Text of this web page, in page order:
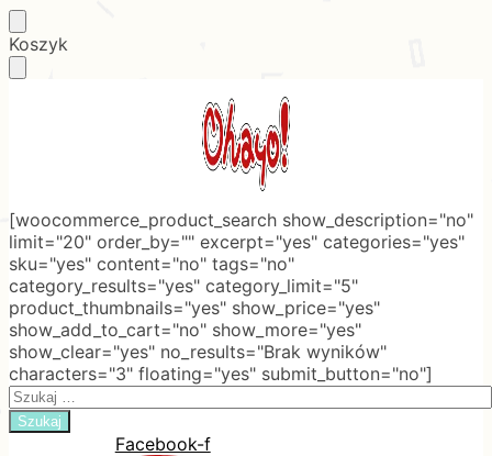
Skip
to
Skip
to
Koszyk
[woocommerce_product_search show_description="no"
limit="20" order_by="" excerpt="yes" categories="yes"
sku="yes" content="no" tags="no"
category_results="yes" category_limit="5"
product_thumbnails="yes" show_price="yes"
show_add_to_cart="no" show_more="yes"
show_clear="yes" no_results="Brak wyników"
characters="3" floating="yes" submit_button="no"]
Search
for:
Facebook-f